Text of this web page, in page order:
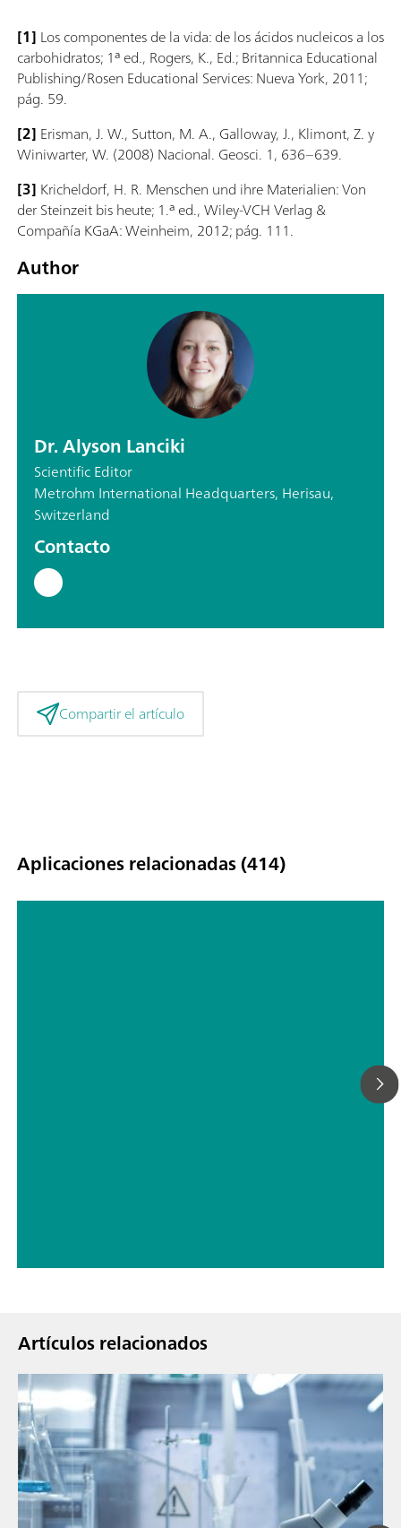
[1] Los componentes de la vida: de los ácidos nucleicos a los
carbohidratos; 1ª ed., Rogers, K., Ed.; Britannica Educational
Publishing/Rosen Educational Services: Nueva York, 2011;
pág. 59.
[2] Erisman, J. W., Sutton, M. A., Galloway, J., Klimont, Z. y
Winiwarter, W. (2008) Nacional. Geosci. 1, 636–639.
[3] Kricheldorf, H. R. Menschen und ihre Materialien: Von
der Steinzeit bis heute; 1.ª ed., Wiley-VCH Verlag &
Compañía KGaA: Weinheim, 2012; pág. 111.
Author
Dr. Alyson Lanciki
Scientific Editor
Metrohm International Headquarters, Herisau,
Switzerland
Contacto
Compartir el artículo
Aplicaciones relacionadas (414)
Artículos relacionados